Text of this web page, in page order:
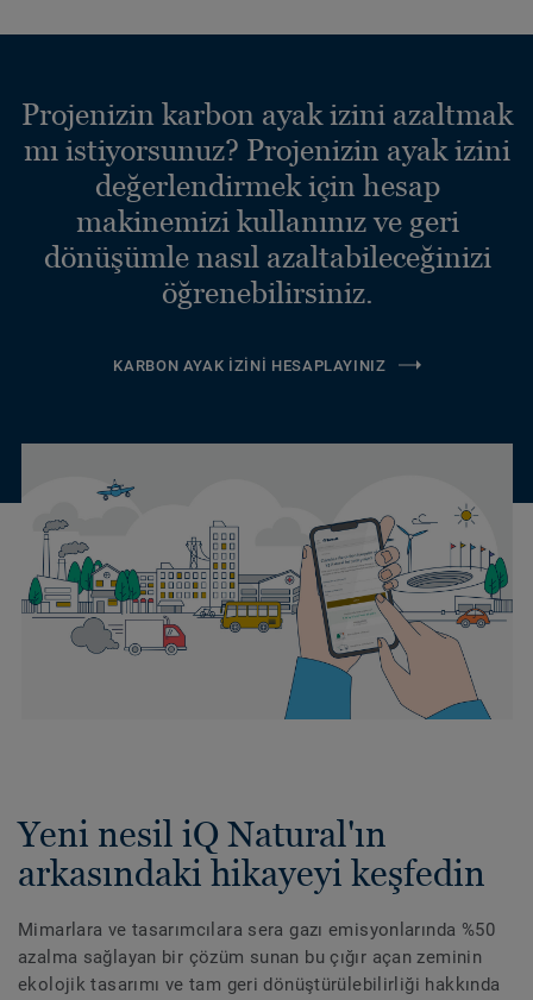
Projenizin karbon ayak izini azaltmak
mı istiyorsunuz? Projenizin ayak izini
değerlendirmek için hesap
makinemizi kullanınız ve geri
dönüşümle nasıl azaltabileceğinizi
öğrenebilirsiniz.
KARBON AYAK İZINI HESAPLAYINIZ
Yeni nesil iQ Natural'ın
arkasındaki hikayeyi keşfedin
Mimarlara ve tasarımcılara sera gazı emisyonlarında %50
azalma sağlayan bir çözüm sunan bu çığır açan zeminin
ekolojik tasarımı ve tam geri dönüştürülebilirliği hakkında